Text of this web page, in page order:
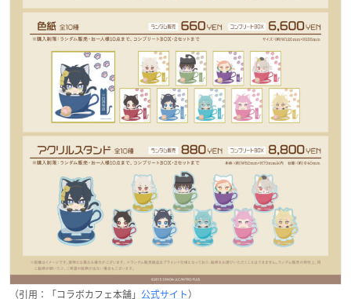
（引用：「コラボカフェ本舗」 公式サイト）